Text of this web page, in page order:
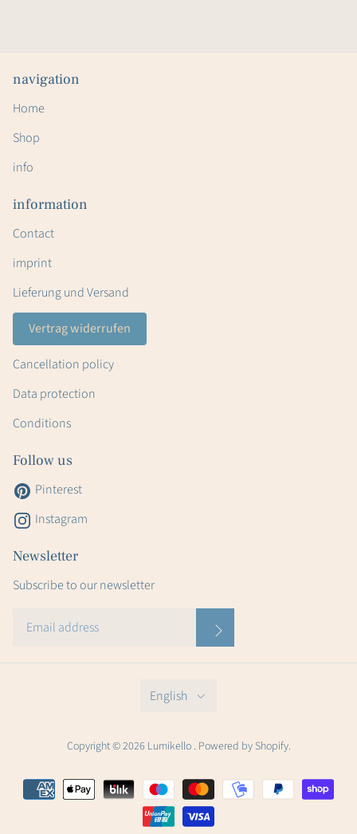
navigation
Home
Shop
info
information
Contact
imprint
Lieferung und Versand
Vertrag widerrufen
Cancellation policy
Data protection
Conditions
Follow us
Pinterest
Instagram
Newsletter
Subscribe to our newsletter
Copyright © 2026 Lumikello . Powered by Shopify.
English